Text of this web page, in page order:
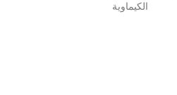
الكيماوية